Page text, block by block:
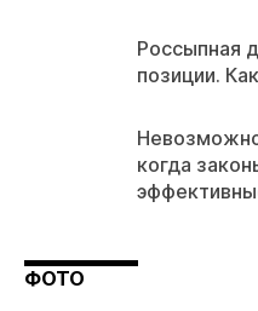
Россыпная
позиции.
когда
ФОТО